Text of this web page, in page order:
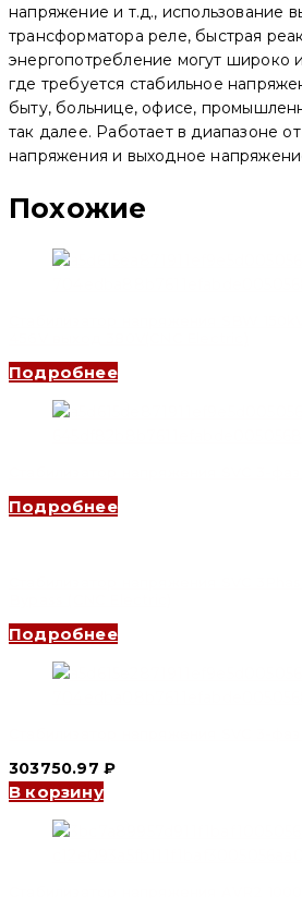
напряжение и т.д., использование
трансформатора реле, быстрая
энергопотребление могут широко
где требуется стабильное
быту, больнице, офисе,
так далее. Работает в диапазоне
напряжения и выходное
Похожие
Подробнее
Подробнее
Подробнее
303750.97 ₽
В корзину